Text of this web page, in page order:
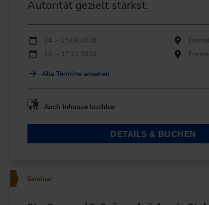
Autorität gezielt stärkst.
Durchführungen
Veranstaltungsdatum
24. – 25.08.2026
16. – 17.11.2026
Alle Termine ansehen
Auch Inhouse buchbar
DETAILS & BUCHEN
Seminar